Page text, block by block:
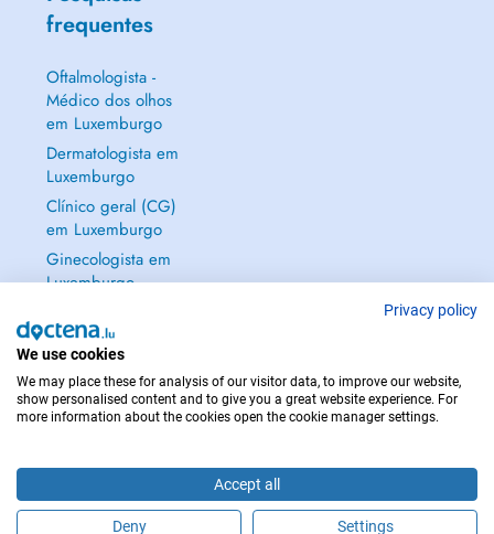
frequentes
Oftalmologista -
Médico dos olhos
em Luxemburgo
Dermatologista em
Luxemburgo
Clínico geral (CG)
em Luxemburgo
Ginecologista em
Luxemburgo
EM CASO DE EMERGÊNCIA, CONTACTE : 112
Privacy policy
We use cookies
We may place these for analysis of our visitor data, to improve our website,
show personalised content and to give you a great website experience. For
more information about the cookies open the cookie manager settings.
Accept all
Deny Settings